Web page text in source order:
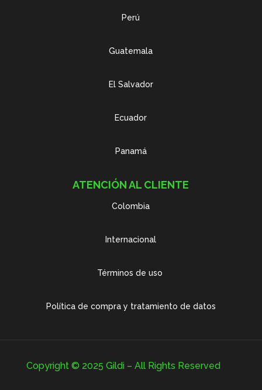
Perú
Guatemala
El Salvador
Ecuador
Panamá
ATENCIÓN AL CLIENTE
Colombia
Internacional
Términos de uso
Política de compra y tratamiento de datos
Copyright © 2025 Gildi – All Rights Reserved